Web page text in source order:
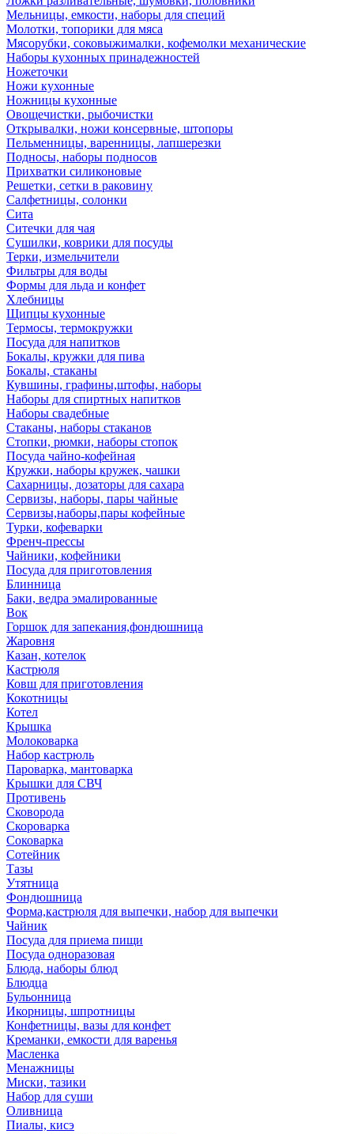
Мельницы, емкости, наборы для специй
Молотки, топорики для мяса
Мясорубки, соковыжималки, кофемолки механические
Наборы кухонных принадежностей
Ножеточки
Ножи кухонные
Ножницы кухонные
Овощечистки, рыбочистки
Открывалки, ножи консервные, штопоры
Пельменницы, варенницы, лапшерезки
Подносы, наборы подносов
Прихватки силиконовые
Решетки, сетки в раковину
Салфетницы, солонки
Сита
Ситечки для чая
Сушилки, коврики для посуды
Терки, измельчители
Фильтры для воды
Формы для льда и конфет
Хлебницы
Щипцы кухонные
Термосы, термокружки
Посуда для напитков
Бокалы, кружки для пива
Бокалы, стаканы
Кувшины, графины,штофы, наборы
Наборы для спиртных напитков
Наборы свадебные
Стаканы, наборы стаканов
Стопки, рюмки, наборы стопок
Посуда чайно-кофейная
Кружки, наборы кружек, чашки
Сахарницы, дозаторы для сахара
Сервизы, наборы, пары чайные
Сервизы,наборы,пары кофейные
Турки, кофеварки
Френч-прессы
Чайники, кофейники
Посуда для приготовления
Блинница
Баки, ведра эмалированные
Вок
Горшок для запекания,фондюшница
Жаровня
Казан, котелок
Кастрюля
Ковш для приготовления
Кокотницы
Котел
Крышка
Молоковарка
Набор кастрюль
Пароварка, мантоварка
Крышки для СВЧ
Противень
Сковорода
Скороварка
Соковарка
Сотейник
Тазы
Утятница
Фондюшница
Форма,кастрюля для выпечки, набор для выпечки
Чайник
Посуда для приема пищи
Посуда одноразовая
Блюда, наборы блюд
Блюдца
Бульонница
Икорницы, шпротницы
Конфетницы, вазы для конфет
Креманки, емкости для варенья
Масленка
Менажницы
Миски, тазики
Набор для суши
Оливница
Пиалы, кисэ